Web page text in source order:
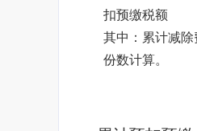
扣预缴税额
其中：累计减
份数计算。